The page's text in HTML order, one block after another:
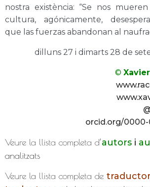
nostra existència: “Se nos
cultura, agónicamente,
que las fuerzas abandonan al
dilluns 27 i dimarts 28 de
©
orcid.org/
Veure la llista completa d’autors i
analitzats
Veure la llista completa de